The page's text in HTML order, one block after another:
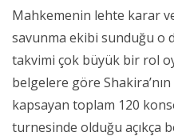
Mahkemenin lehte karar
savunma ekibi sunduğu o
takvimi çok büyük bir rol
belgelere göre Shakira’nın
kapsayan toplam 120
turnesinde olduğu açıkça